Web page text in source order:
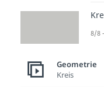
8/8
Geometrie
Kreis